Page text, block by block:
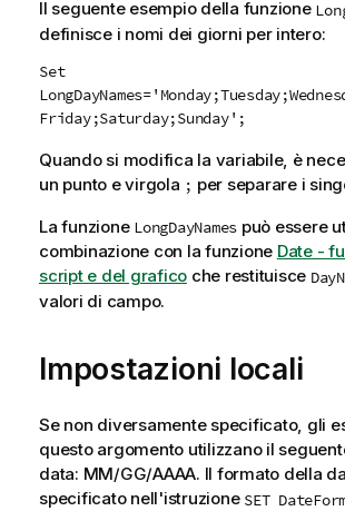
Il seguente esempio della funzione
definisce i nomi dei giorni per intero:
Set
Friday;Saturday;Sunday';
Quando si modifica la variabile, è
un punto e virgola ; per separare i
La funzione LongDayNames può essere
combinazione con la funzione Date -
script e del grafico che restituisce
valori di campo.
Impostazioni locali
Se non diversamente specificato, gli
questo argomento utilizzano il
data: MM/GG/AAAA. Il formato della
specificato nell'istruzione SET